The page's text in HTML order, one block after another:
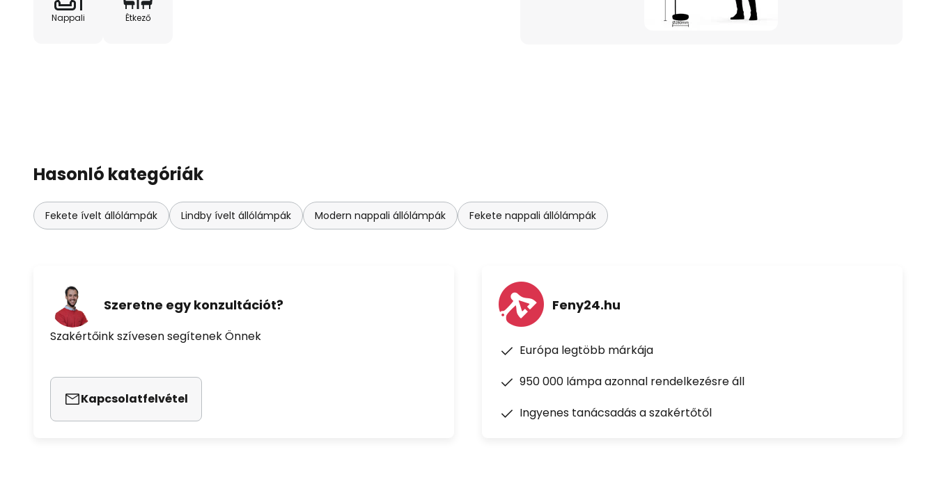
Nappali Étkező
Hasonló kategóriák
Fekete ívelt állólámpák Lindby ívelt állólámpák Modern nappali állólámpák Fekete nappali állólámpák
Szeretne egy konzultációt?
Szakértőink szívesen segítenek Önnek
Kapcsolatfelvétel
Feny24.hu
Európa legtöbb márkája
950 000 lámpa azonnal rendelkezésre áll
Ingyenes tanácsadás a szakértőtől